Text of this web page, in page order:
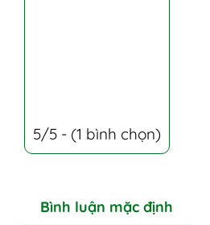
5/5 - (1 bình chọn)
Bình luận mặc định